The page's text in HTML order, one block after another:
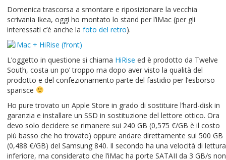
Domenica trascorsa a smontare e riposizionare la vecchia
scrivania Ikea, oggi ho montato lo stand per l’iMac (per gli
interessati c’è anche la foto del retro).
L’oggetto in questione si chiama HiRise ed è prodotto da Twelve
South, costa un po’ troppo ma dopo aver visto la qualità del
prodotto e del confezionamento parte del fastidio per l’esborso
sparisce
Ho pure trovato un Apple Store in grado di sostituire l’hard-disk in
garanzia e installare un SSD in sostituzione del lettore ottico. Ora
devo solo decidere se rimanere sui 240 GB (0,575 €/GB è il costo
più basso che ho trovato) oppure andare direttamente sui 500 GB
(0,488 €/GB) del Samsung 840. Il secondo ha una velocità di lettura
inferiore, ma considerato che l’iMac ha porte SATAII da 3 GB/s non